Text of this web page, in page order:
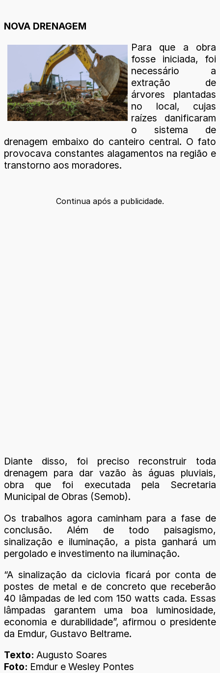
NOVA DRENAGEM
Para que a obra
fosse iniciada, foi
necessário a
extração de
árvores plantadas
no local, cujas
raízes danificaram
o sistema de
drenagem embaixo do canteiro central. O fato
provocava constantes alagamentos na região e
transtorno aos moradores.
Continua após a publicidade.
Diante disso, foi preciso reconstruir toda
drenagem para dar vazão às águas pluviais,
obra que foi executada pela Secretaria
Municipal de Obras (Semob).
Os trabalhos agora caminham para a fase de
conclusão. Além de todo paisagismo,
sinalização e iluminação, a pista ganhará um
pergolado e investimento na iluminação.
“A sinalização da ciclovia ficará por conta de
postes de metal e de concreto que receberão
40 lâmpadas de led com 150 watts cada. Essas
lâmpadas garantem uma boa luminosidade,
economia e durabilidade”, afirmou o presidente
da Emdur, Gustavo Beltrame.
Texto: Augusto Soares
Foto: Emdur e Wesley Pontes